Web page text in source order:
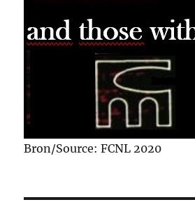
Bron/Source: FCNL 2020